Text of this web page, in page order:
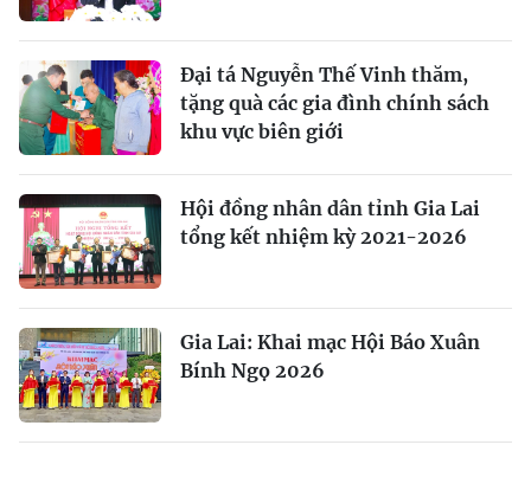
Đại tá Nguyễn Thế Vinh thăm,
tặng quà các gia đình chính sách
khu vực biên giới
Hội đồng nhân dân tỉnh Gia Lai
tổng kết nhiệm kỳ 2021-2026
Gia Lai: Khai mạc Hội Báo Xuân
Bính Ngọ 2026